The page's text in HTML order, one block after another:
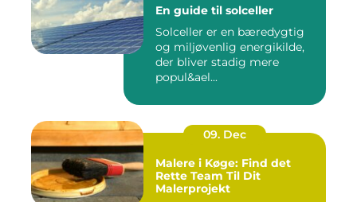
En guide til solceller
Solceller er en bæredygtig
og miljøvenlig energikilde,
der bliver stadig mere
popul&ael...
09. Dec
Malere i Køge: Find det
Rette Team Til Dit
Malerprojekt